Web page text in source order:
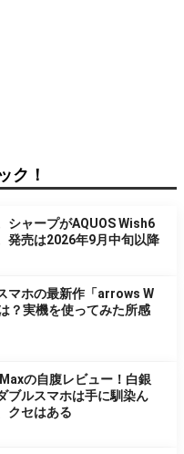
ク！
シャープがAQUOS Wish6
発売は2026年9月中旬以降
マホの最新作「arrows W
？実機を使ってみた所感
の自腹レビュー！白銀
ブルスマホは手に馴染ん
クセはある